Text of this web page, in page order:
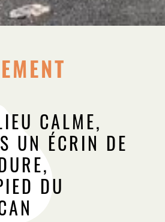
CALME,
UN ÉCRIN DE
DU